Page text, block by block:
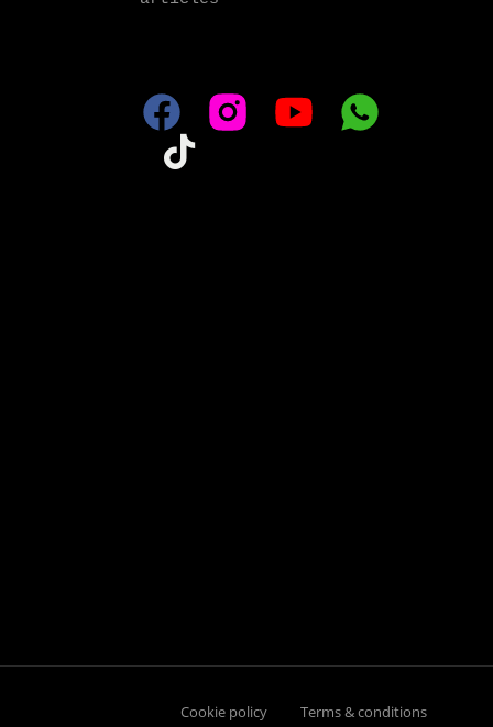
Cookie policy Terms & conditions